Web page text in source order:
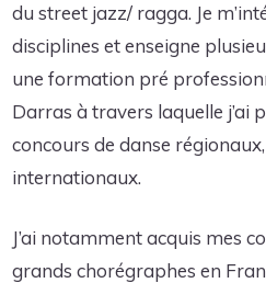
du street jazz/ ragga. Je
disciplines et enseigne
une formation pré
Darras à travers laquelle j’ai
concours de danse
internationaux.
J’ai notamment acquis mes
grands chorégraphes en